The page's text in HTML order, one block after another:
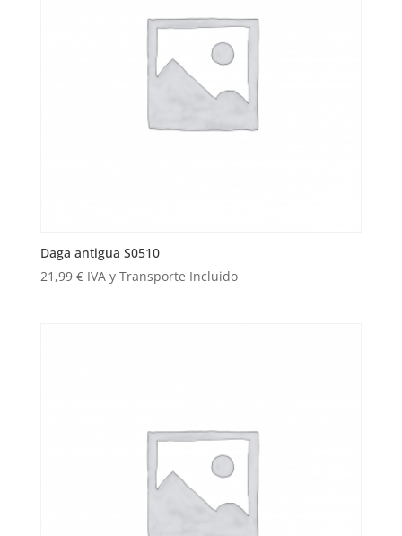
Daga antigua S0510
21,99 € IVA y Transporte Incluido